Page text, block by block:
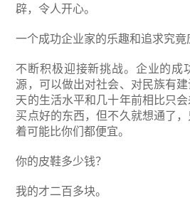
辟，令人开心。
一个成功企业家的乐趣和追求究竟
不断积极迎接新挑战。企业的成
源，可以做出对社会、对民族有
天的生活水平和几十年前相比只
买点好的东西，但不久就想通了
着可能比你们都便宜。
你的皮鞋多少钱？
我的才二百多块。